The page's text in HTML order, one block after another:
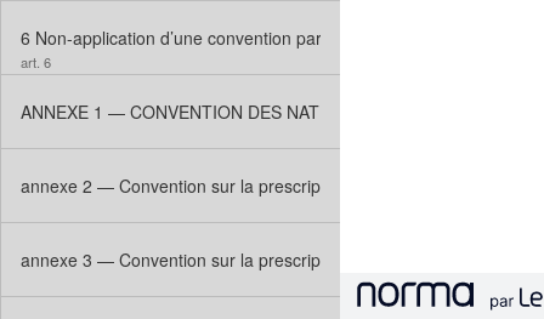
6 Non-application d’une convention par les parties
art. 6
ANNEXE 1 — CONVENTION DES NATIONS UNIES SUR LES
annexe 2 — Convention sur la prescription en matière de vente
annexe 3 — Convention sur la prescription en matière de vente